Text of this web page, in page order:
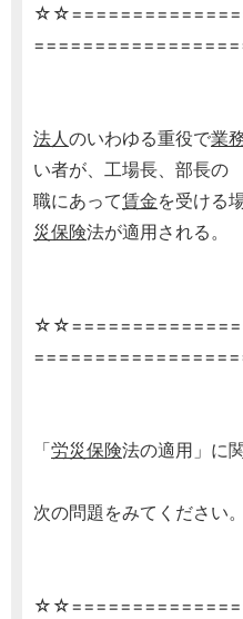
法人のいわゆる重役で業
い者が、工場長、部長の
職にあって賃金を受ける
災保険法が適用される。
「労災保険法の適用」に
次の問題をみてください。